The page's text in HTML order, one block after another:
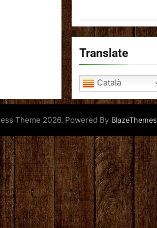
Translate
Català
Theme 2026. Powered By BlazeThemes